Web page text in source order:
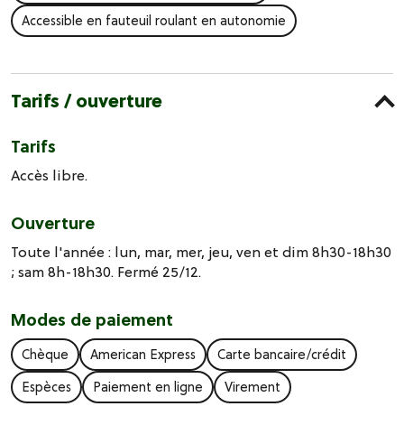
Accessible en fauteuil roulant en autonomie
Tarifs / ouverture
Tarifs
Accès libre.
Ouverture
Toute l'année : lun, mar, mer, jeu, ven et dim 8h30-18h30
; sam 8h-18h30. Fermé 25/12.
Modes de paiement
Chèque American Express
Carte bancaire/crédit
Espèces
Paiement en ligne Virement